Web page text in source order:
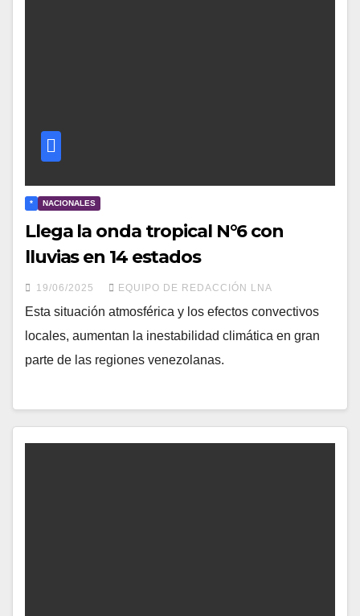
* NACIONALES
Llega la onda tropical N°6 con
lluvias en 14 estados
19/06/2025 EQUIPO DE REDACCIÓN LNA
Esta situación atmosférica y los efectos convectivos
locales, aumentan la inestabilidad climática en gran
parte de las regiones venezolanas.